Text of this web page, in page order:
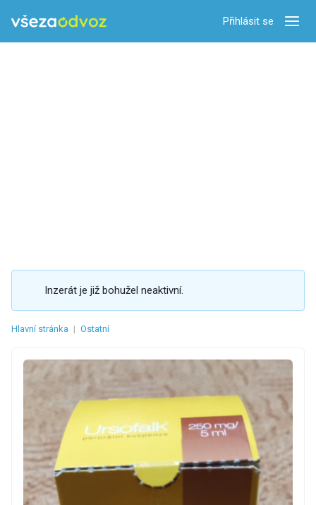
Přihlásit se
Inzerát je již bohužel neaktivní.
Hlavní stránka | Ostatní